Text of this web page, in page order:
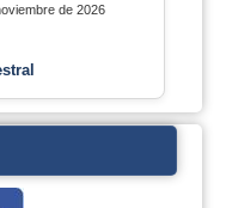
de 2026